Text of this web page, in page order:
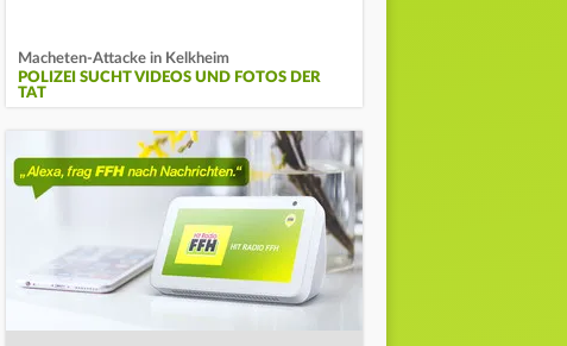
Macheten-Attacke in Kelkheim
POLIZEI SUCHT VIDEOS UND FOTOS DER
TAT